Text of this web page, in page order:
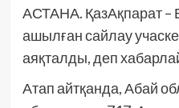
АСТАНА. ҚазАқпарат –
ашылған сайлау
аяқталды, деп
Атап айтқанда, Абай